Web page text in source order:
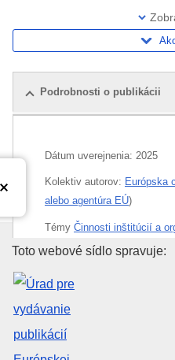
Podrobnosti o publikácii
Dátum uverejnenia: 2025
Kolektiv autorov: Európska
alebo agentúra EÚ)
Témy Činnosti inštitúcií a
agentúra
činnosť orgánov
Úrad pre
Toto webové sídlo spravuje: